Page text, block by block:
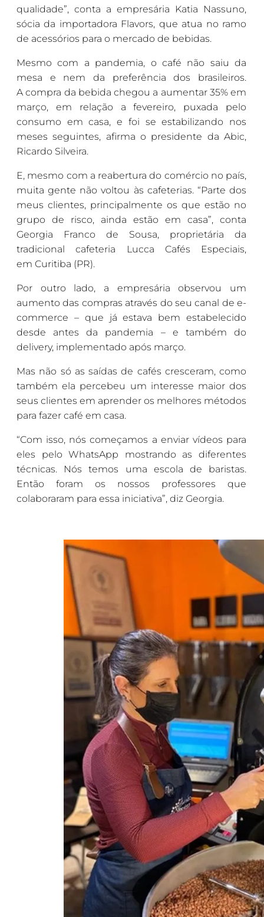
qualidade”, conta a empresária Katia Nassuno,
sócia da importadora Flavors, que atua no ramo
de acessórios para o mercado de bebidas.
Mesmo com a pandemia, o café não saiu da
mesa e nem da preferência dos brasileiros.
A compra da bebida chegou a aumentar 35% em
março, em relação a fevereiro, puxada pelo
consumo em casa, e foi se estabilizando nos
meses seguintes, afirma o presidente da Abic,
Ricardo Silveira.
E, mesmo com a reabertura do comércio no país,
muita gente não voltou às cafeterias. “Parte dos
meus clientes, principalmente os que estão no
grupo de risco, ainda estão em casa”, conta
Georgia Franco de Sousa, proprietária da
tradicional cafeteria Lucca Cafés Especiais,
em Curitiba (PR).
Por outro lado, a empresária observou um
aumento das compras através do seu canal de e-
commerce – que já estava bem estabelecido
desde antes da pandemia – e também do
delivery, implementado após março.
Mas não só as saídas de cafés cresceram, como
também ela percebeu um interesse maior dos
seus clientes em aprender os melhores métodos
para fazer café em casa.
“Com isso, nós começamos a enviar vídeos para
eles pelo WhatsApp mostrando as diferentes
técnicas. Nós temos uma escola de baristas.
Então foram os nossos professores que
colaboraram para essa iniciativa”, diz Georgia.